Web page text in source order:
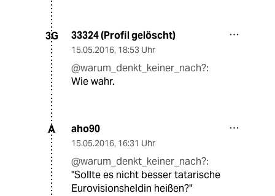
3G 33324 (Profil gelöscht)
15.05.2016, 18:53 Uhr
@warum_denkt_keiner_nach?:
Wie wahr.
A aho90
15.05.2016, 16:31 Uhr
@warum_denkt_keiner_nach?:
"Sollte es nicht besser tatarische
Eurovisionsheldin heißen?"